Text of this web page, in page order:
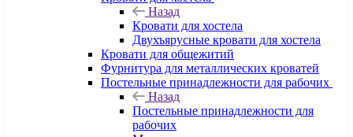
Назад
Кровати для хостела
Двухъярусные кровати для хостела
Кровати для общежитий
Фурнитура для металлических кроватей
Постельные принадлежности для рабочих
Назад
Постельные принадлежности для
рабочих